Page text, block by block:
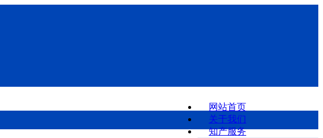
网站首页
关于我们
知产服务